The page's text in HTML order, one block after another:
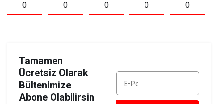
0 0 0 0 0
Tamamen
Ücretsiz Olarak
Bültenimize
Abone Olabilirsin